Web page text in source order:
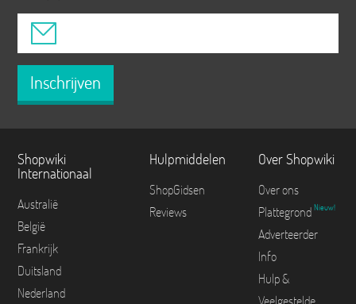
Inschrijven
Shopwiki
Internationaal
Australië
België
Frankrijk
Duitsland
Nederland
Hulpmiddelen
ShopGidsen
Reviews
Over Shopwiki
Over ons
Plattegrond Nieuw!
Adverteerder
Info
Hulp &
Veelgestelde